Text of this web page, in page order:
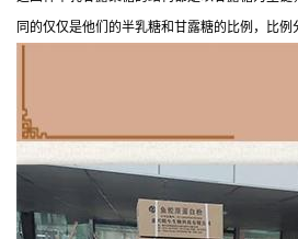
同的仅仅是他们的半乳糖和甘露糖的比例，比例